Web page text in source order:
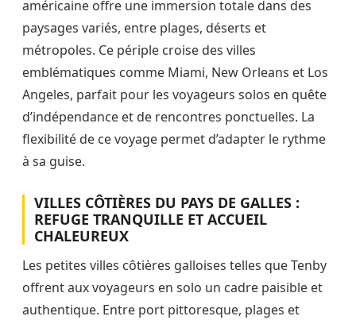
américaine offre une immersion totale dans des
paysages variés, entre plages, déserts et
métropoles. Ce périple croise des villes
emblématiques comme Miami, New Orleans et Los
Angeles, parfait pour les voyageurs solos en quête
d’indépendance et de rencontres ponctuelles. La
flexibilité de ce voyage permet d’adapter le rythme
à sa guise.
VILLES CÔTIÈRES DU PAYS DE GALLES :
REFUGE TRANQUILLE ET ACCUEIL
CHALEUREUX
Les petites villes côtières galloises telles que Tenby
offrent aux voyageurs en solo un cadre paisible et
authentique. Entre port pittoresque, plages et